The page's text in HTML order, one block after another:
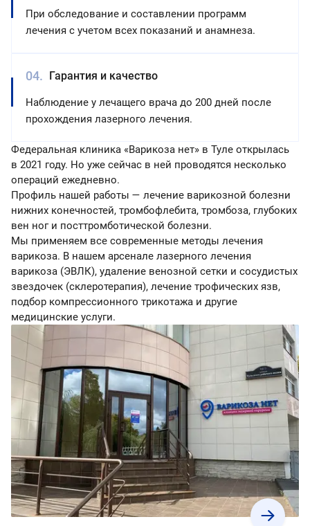
При обследование и составлении программ
лечения с учетом всех показаний и анамнеза.
Гарантия и качество
Наблюдение у лечащего врача до 200 дней после
прохождения лазерного лечения.
Федеральная клиника «Варикоза нет» в Туле открылась
в 2021 году. Но уже сейчас в ней проводятся несколько
операций ежедневно.
Профиль нашей работы — лечение варикозной болезни
нижних конечностей, тромбофлебита, тромбоза, глубоких
вен ног и посттромботической болезни.
Мы применяем все современные методы лечения
варикоза. В нашем арсенале лазерного лечения
варикоза (ЭВЛК), удаление венозной сетки и сосудистых
звездочек (склеротерапия), лечение трофических язв,
подбор компрессионного трикотажа и другие
медицинские услуги.